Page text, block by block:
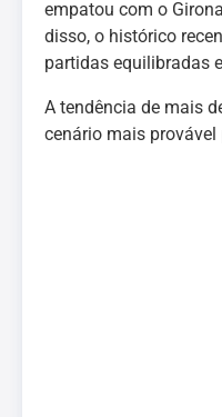
empatou com o
disso, o histórico
partidas equilibradas
A tendência de mais
cenário mais provável